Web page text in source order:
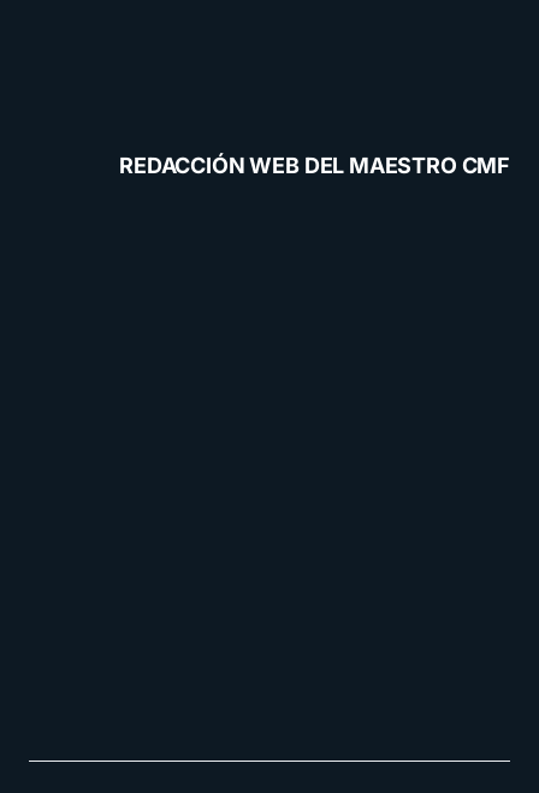
REDACCIÓN WEB DEL MAESTRO CMF